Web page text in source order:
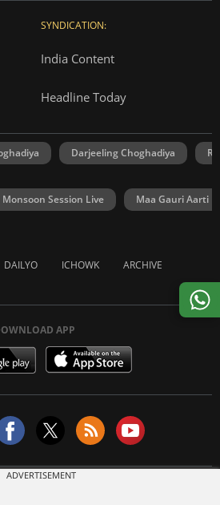
SYNDICATION:
India Content
Headline Today
Darjeeling Choghadiya
Session Live Maa Gauri Aarti
DAILYO ICHOWK ARCHIVE
APP
ADVERTISEMENT